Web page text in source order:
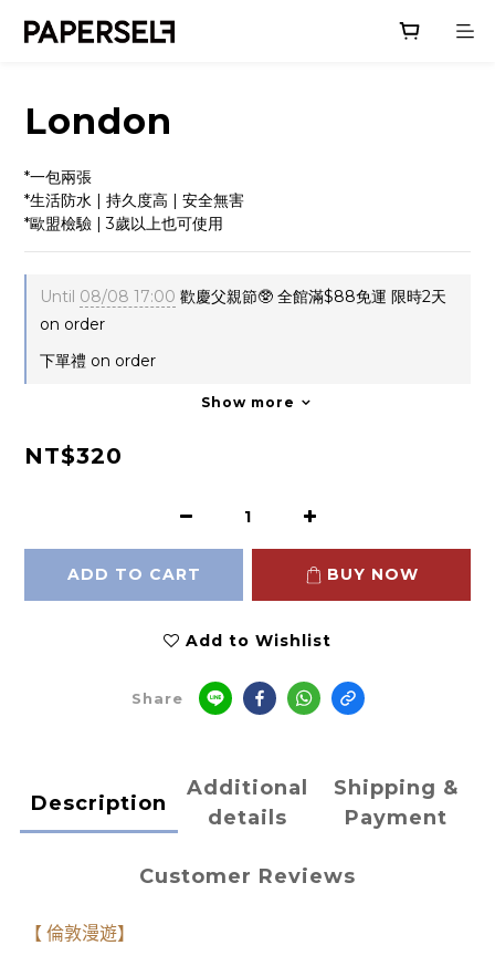
London
*一包兩張
*生活防水 | 持久度高 | 安全無害
*歐盟檢驗 | 3歲以上也可使用
Until 08/08 17:00 歡慶父親節🥸 全館滿$88免運 限時2天
on order
下單禮 on order
Show more
NT$320
ADD TO CART BUY NOW
Add to Wishlist
Share
Description
Additional
details
Shipping &
Payment
Customer Reviews
【 倫敦漫遊】